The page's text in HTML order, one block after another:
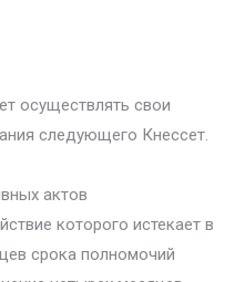
осуществлять свои
следующего Кнессет.
актов
которого истекает в
срока полномочий